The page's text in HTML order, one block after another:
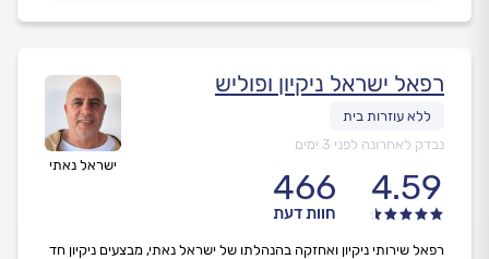
ישראל נאתי
רפאל ישראל ניקיון ופוליש
נבדק לאחרונה לפני 3 ימים
4.59
466
חוות דעת
רפאל שירותי ניקיון ואחזקה בהנהלתו של ישראל נאתי, מבצעים ניקיון חד